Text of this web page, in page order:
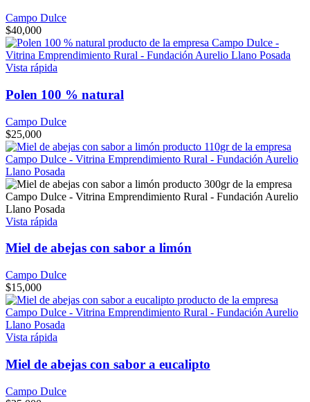
Campo Dulce
$40,000
Vista rápida
Polen 100 % natural
Campo Dulce
$25,000
Vista rápida
Miel de abejas con sabor a limón
Campo Dulce
$15,000
Vista rápida
Miel de abejas con sabor a eucalipto
Campo Dulce